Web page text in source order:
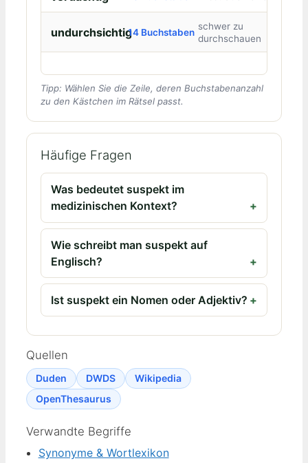
undurchsichtig14 Buchstaben
schwer zu
durchschauen
Tipp: Wählen Sie die Zeile, deren Buchstabenanzahl
zu den Kästchen im Rätsel passt.
Häufige Fragen
Was bedeutet suspekt im
medizinischen Kontext?
Wie schreibt man suspekt auf
Englisch?
Ist suspekt ein Nomen oder Adjektiv?
Quellen
Duden DWDS
Wikipedia
OpenThesaurus
Verwandte Begriffe
Synonyme & Wortlexikon